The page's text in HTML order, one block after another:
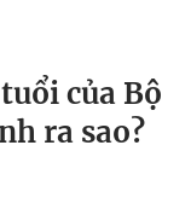
của Bộ
ra sao?